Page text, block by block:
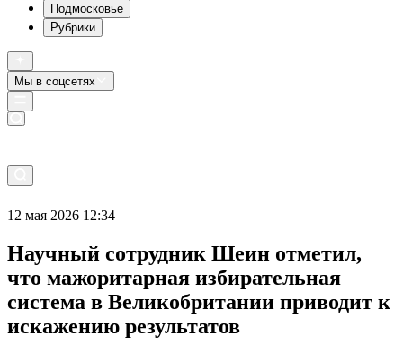
Подмосковье
Рубрики
Мы в соцсетях
12 мая 2026 12:34
Научный сотрудник Шеин отметил,
что мажоритарная избирательная
система в Великобритании приводит к
искажению результатов